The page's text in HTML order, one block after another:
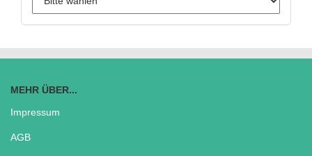
MEHR ÜBER...
Impressum
AGB